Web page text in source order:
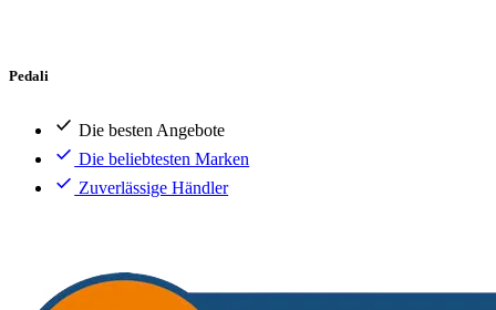
Pedali
Die besten Angebote
Die beliebtesten Marken
Zuverlässige Händler